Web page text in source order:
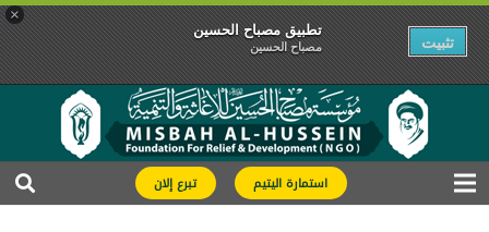
×
تطبیق مصباح الحسین
مصباح الحسین تثبیت
استمارة اليتيم تبرع إلان